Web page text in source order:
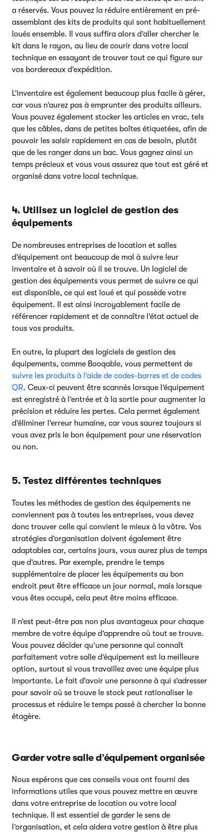
a réservés. Vous pouvez la réduire entièrement en pré-
assemblant des kits de produits qui sont habituellement
loués ensemble. Il vous suffira alors d’aller chercher le
kit dans le rayon, au lieu de courir dans votre local
technique en essayant de trouver tout ce qui figure sur
vos bordereaux d’expédition.
L’inventaire est également beaucoup plus facile à gérer,
car vous n’aurez pas à emprunter des produits ailleurs.
Vous pouvez également stocker les articles en vrac, tels
que les câbles, dans de petites boîtes étiquetées, afin de
pouvoir les saisir rapidement en cas de besoin, plutôt
que de les ranger dans un bac. Vous gagnez ainsi un
temps précieux et vous vous assurez que tout est géré et
organisé dans votre local technique.
4. Utilisez un logiciel de gestion des
équipements
De nombreuses entreprises de location et salles
d’équipement ont beaucoup de mal à suivre leur
inventaire et à savoir où il se trouve. Un logiciel de
gestion des équipements vous permet de suivre ce qui
est disponible, ce qui est loué et qui possède votre
équipement. Il est ainsi incroyablement facile de
référencer rapidement et de connaître l’état actuel de
tous vos produits.
En outre, la plupart des logiciels de gestion des
équipements, comme Booqable, vous permettent de
suivre les produits à l’aide de codes-barres et de codes
QR. Ceux-ci peuvent être scannés lorsque l’équipement
est enregistré à l’entrée et à la sortie pour augmenter la
précision et réduire les pertes. Cela permet également
d’éliminer l’erreur humaine, car vous saurez toujours si
vous avez pris le bon équipement pour une réservation
ou non.
5. Testez différentes techniques
Toutes les méthodes de gestion des équipements ne
conviennent pas à toutes les entreprises, vous devez
donc trouver celle qui convient le mieux à la vôtre. Vos
stratégies d’organisation doivent également être
adaptables car, certains jours, vous aurez plus de temps
que d’autres. Par exemple, prendre le temps
supplémentaire de placer les équipements au bon
endroit peut être efficace un jour normal, mais lorsque
vous êtes occupé, cela peut être moins efficace.
Il n’est peut-être pas non plus avantageux pour chaque
membre de votre équipe d’apprendre où tout se trouve.
Vous pouvez décider qu’une personne qui connaît
parfaitement votre salle d’équipement est la meilleure
option, surtout si vous travaillez avec une équipe plus
importante. Le fait d’avoir une personne à qui s’adresser
pour savoir où se trouve le stock peut rationaliser le
processus et réduire le temps passé à chercher la bonne
étagère.
Garder votre salle d’équipement organisée
Nous espérons que ces conseils vous ont fourni des
informations utiles que vous pouvez mettre en œuvre
dans votre entreprise de location ou votre local
technique. Il est essentiel de garder le sens de
l’organisation, et cela aidera votre gestion à être plus